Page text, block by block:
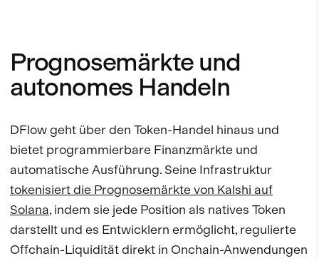
Prognosemärkte und
autonomes Handeln
DFlow geht über den Token-Handel hinaus und
bietet programmierbare Finanzmärkte und
automatische Ausführung. Seine Infrastruktur
tokenisiert die Prognosemärkte von Kalshi auf
Solana, indem sie jede Position als natives Token
darstellt und es Entwicklern ermöglicht, regulierte
Offchain-Liquidität direkt in Onchain-Anwendungen